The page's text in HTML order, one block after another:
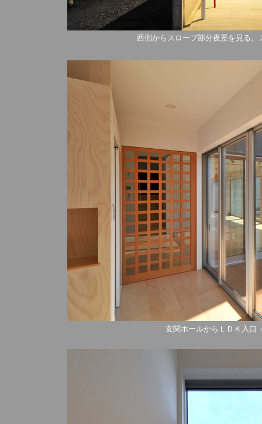
西側からスロープ部分夜景を見る
玄関ホールからＬＤＫ入口